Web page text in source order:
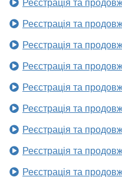
Реєстрація та
Реєстрація та
Реєстрація та
Реєстрація та
Реєстрація та
Реєстрація та
Реєстрація та
Реєстрація та
Реєстрація та